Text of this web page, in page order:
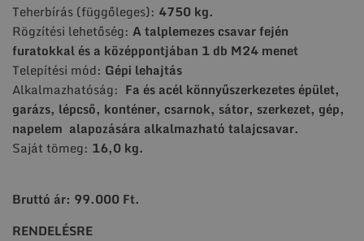
Teherbírás (függőleges): 4750 kg.
Rögzítési lehetőség: A talplemezes csavar fején
furatokkal és a középpontjában 1 db M24 menet
Telepítési mód: Gépi lehajtás
Alkalmazhatóság: Fa és acél könnyűszerkezetes épület,
garázs, lépcső, konténer, csarnok, sátor, szerkezet, gép,
napelem alapozására alkalmazható talajcsavar.
Saját tömeg: 16,0 kg.
Bruttó ár: 99.000 Ft.
RENDELÉSRE